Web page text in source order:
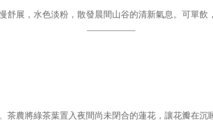
展，水色淡粉，散發晨間山谷的清新氣息。可單飲
農將綠茶葉置入夜間尚未閉合的蓮花，讓花瓣在沉